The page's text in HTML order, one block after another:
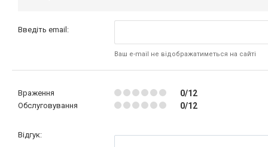
Введіть email:
Ваш e-mail не відображатиметься на сайті
Враження 0/12
Обслуговування 0/12
Відгук: